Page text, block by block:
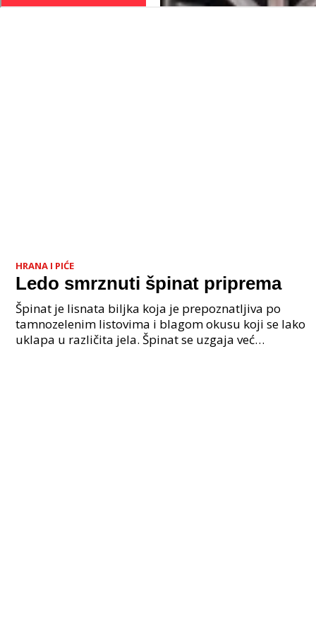
HRANA I PIĆE
Ledo smrznuti špinat priprema
Špinat je lisnata biljka koja je prepoznatljiva po
tamnozelenim listovima i blagom okusu koji se lako
uklapa u različita jela. Špinat se uzgaja već